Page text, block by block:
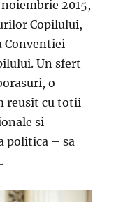
2015,
Copilului,
Conventiei
Un sfert
o
reusit cu totii
si
politica – sa